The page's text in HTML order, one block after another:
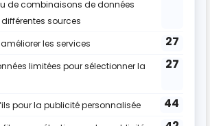
des liens vers d’autres sites que
Nous ne pouvons pas être tenus
des sites, publicités, produits
autre matériel disponible sur ou à
sources externes.